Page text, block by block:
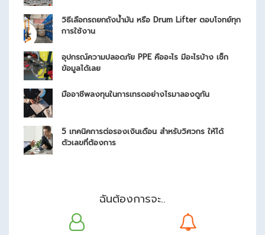
วิธีเลือกรถยกถังน้ำมัน หรือ Drum Lifter ตอบโจทย์ทุก
การใช้งาน
อุปกรณ์ความปลอดภัย PPE คืออะไร มีอะไรบ้าง เช็ก
ข้อมูลได้เลย
มืออาชีพลงทุนในการเทรดอย่างไรมาลองดูกัน
5 เทคนิคการต่อรองเงินเดือน สำหรับวิศวกร ให้ได้
ตัวเลขที่ต้องการ
ฉันต้องการจะ..